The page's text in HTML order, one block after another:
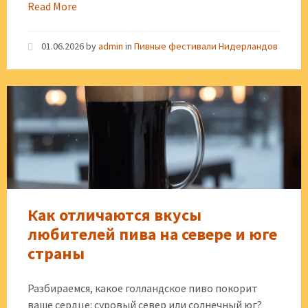
Read More
01.06.2026byadmin in Пивные фестивали Нидерландов
Как отличаются вкусы
любителей пива на севере и юге
страны
Разбираемся, какое голландское пиво покорит
ваше сердце: суровый север или солнечный юг?